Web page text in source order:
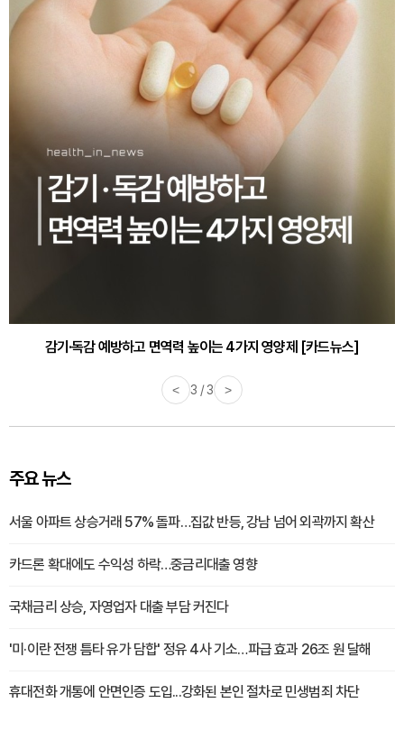
감기·독감 예방하고 면역력 높이는 4가지 영양제 [카드뉴스]
< 3 / 3 >
주요 뉴스
서울 아파트 상승거래 57% 돌파…집값 반등, 강남 넘어 외곽까지 확산
카드론 확대에도 수익성 하락…중금리대출 영향
국채금리 상승, 자영업자 대출 부담 커진다
'미·이란 전쟁 틈타 유가 담합' 정유 4사 기소…파급 효과 26조 원 달해
휴대전화 개통에 안면인증 도입...강화된 본인 절차로 민생범죄 차단